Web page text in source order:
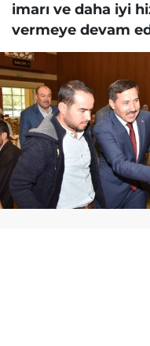
imarı ve daha iyi
vermeye devam